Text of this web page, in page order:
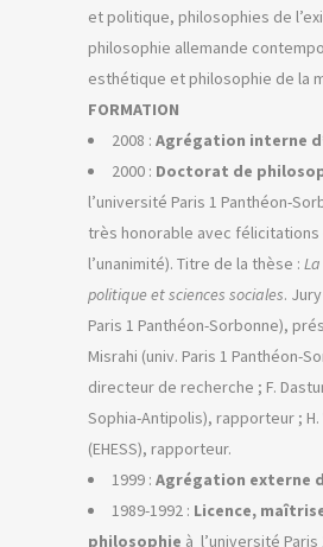
et politique, philosophies de
philosophie allemande
esthétique et philosophie de la
FORMATION
2008 : Agrégation interne
2000 : Doctorat de
l’université Paris 1 Panthéon-
très honorable avec félicitations
l’unanimité). Titre de la thèse :
politique et sciences sociales.
Paris 1 Panthéon-Sorbonne),
Misrahi (univ. Paris 1 Panthéon-
directeur de recherche ; F.
Sophia-Antipolis), rapporteur ; H.
(EHESS), rapporteur.
1999 : Agrégation externe
1989-1992 : Licence,
philosophie à l’université Paris